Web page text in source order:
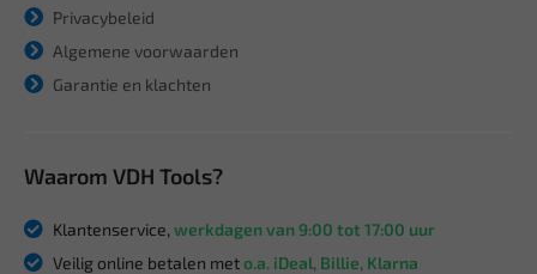
Privacybeleid
Algemene voorwaarden
Garantie en klachten
Waarom VDH Tools?
Klantenservice, werkdagen van 9:00 tot 17:00 uur
Veilig online betalen meto.a. iDeal, Billie, Klarna